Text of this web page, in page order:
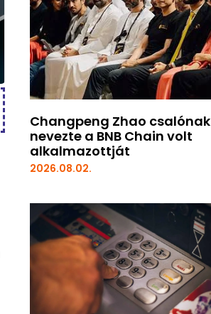
Changpeng Zhao csalónak
nevezte a BNB Chain volt
alkalmazottját
2026.08.02.